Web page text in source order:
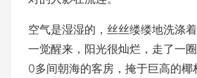
空气是湿湿的，丝丝缕缕地洗涤着
一觉醒来，阳光很灿烂，走了一
0多间朝海的客房，掩于巨高的